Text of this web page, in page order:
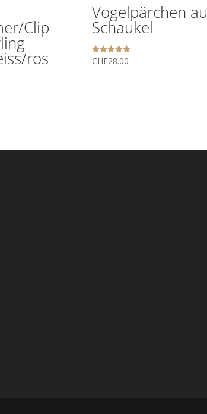
Clip
ros
Vogelpärchen
Schaukel
Bewertet mit
5.00
CHF28.00